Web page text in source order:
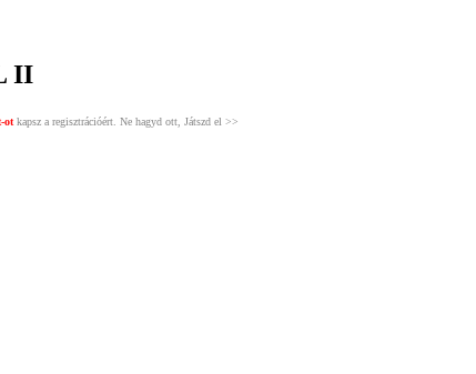
II
otkapsz a regisztrációért. Ne hagyd ott, Játszd el >>